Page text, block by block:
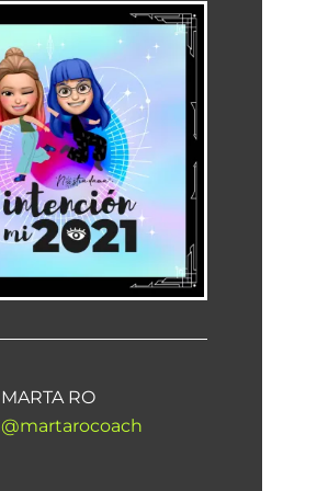
MARTA RO
@martarocoach